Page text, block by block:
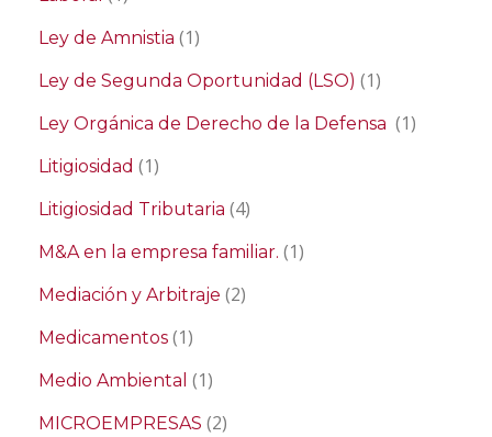
Ley de Amnistia (1)
Ley de Segunda Oportunidad (LSO) (1)
Ley Orgánica de Derecho de la Defensa (1)
Litigiosidad (1)
Litigiosidad Tributaria (4)
M&A en la empresa familiar. (1)
Mediación y Arbitraje (2)
Medicamentos (1)
Medio Ambiental (1)
MICROEMPRESAS (2)